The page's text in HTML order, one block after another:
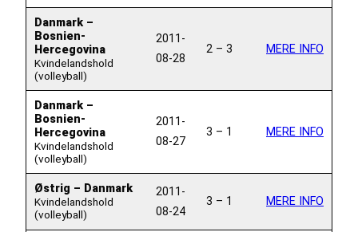
Danmark –
Bosnien-
Hercegovina
Kvindelandshold
(volleyball)
2011-
08-28
2 – 3 MERE INFO
Danmark –
Bosnien-
Hercegovina
Kvindelandshold
(volleyball)
2011-
08-27
3 – 1 MERE INFO
Østrig – Danmark
Kvindelandshold
(volleyball)
2011-
08-24
3 – 1 MERE INFO